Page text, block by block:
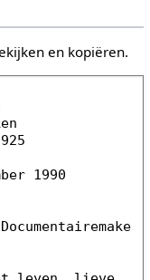
en kopiëren.